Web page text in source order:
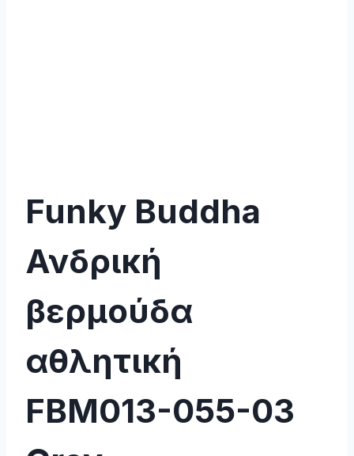
Funky Buddha
Ανδρική
βερμούδα
αθλητική
FBM013-055-03